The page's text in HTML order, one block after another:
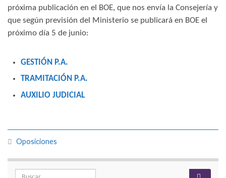
próxima publicación en el BOE, que nos envía la Consejería y
que según previsión del Ministerio se publicará en BOE el
próximo día 5 de junio:
GESTIÓN P.A.
TRAMITACIÓN P.A.
AUXILIO JUDICIAL
Oposiciones
Search for: